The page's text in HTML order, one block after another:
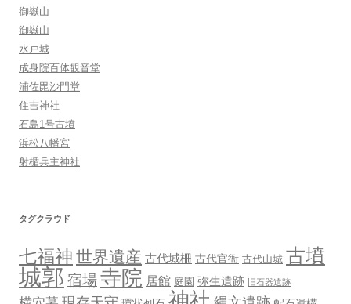
御嶽山
御嶽山
水戸城
成身院百体観音堂
浦佐毘沙門堂
住吉神社
石島1号古墳
浜松八幡宮
射楯兵主神社
タグクラウド
七福神 世界遺産 古代城柵 古代官衙 古代山城 古墳
城郭 宿場寺院 居館 庭園 弥生遺跡 旧石器遺跡